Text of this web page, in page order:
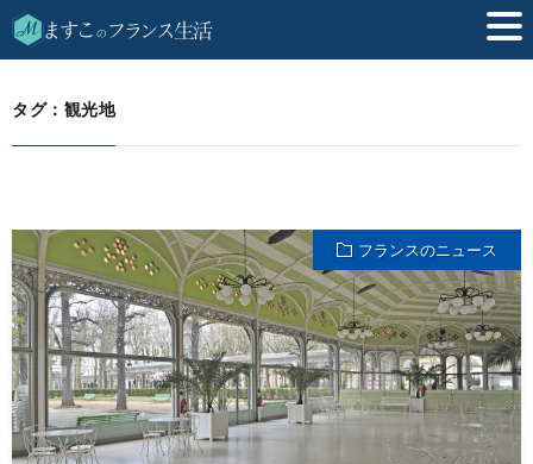
HOME 観光地
タグ：観光地
フランスのニュース